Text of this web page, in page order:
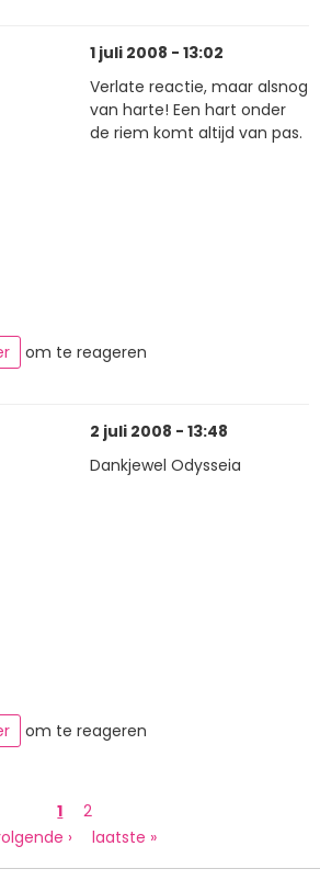
1 juli 2008 - 13:02
Verlate reactie, maar alsnog
van harte! Een hart onder
de riem komt altijd van pas.
om te reageren
2 juli 2008 - 13:48
Dankjewel Odysseia
om te reageren
Huidige
pagina
1 Page
2
›
Laatste
laatste »